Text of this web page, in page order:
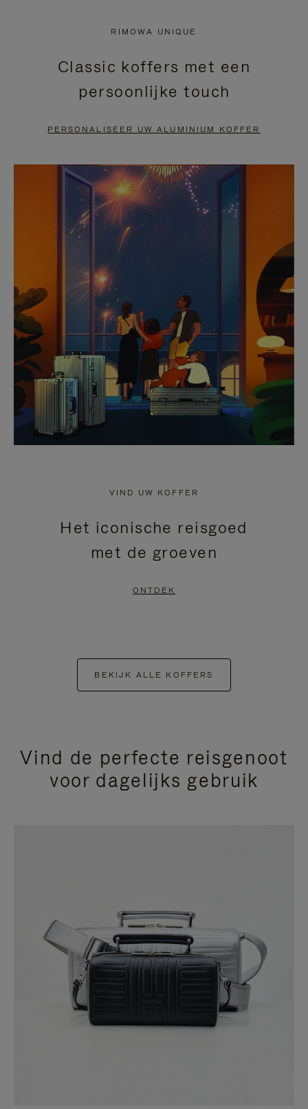
DRUK
OM
PAUZEREN
VIDEO
IS
UITGESCHAKELD.
HIER
OM
HET
DEMPEN
OP
TE
HEFFEN
RIMOWA UNIQUE
Classic koffers met een
persoonlijke touch
PERSONALISEER UW ALUMINIUM KOFFER
VIND UW KOFFER
Het iconische reisgoed
met de groeven
ONTDEK
BEKIJK ALLE KOFFERS
Vind de perfecte reisgenoot
voor dagelijks gebruik